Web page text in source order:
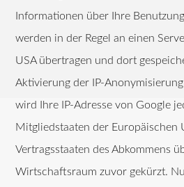
Informationen über Ihre
werden in der Regel an einen
USA übertragen und dort
Aktivierung der IP-
wird Ihre IP-Adresse von Google
Mitgliedstaaten der Europäischen
Vertragsstaaten des Abkommens
Wirtschaftsraum zuvor gekürzt.